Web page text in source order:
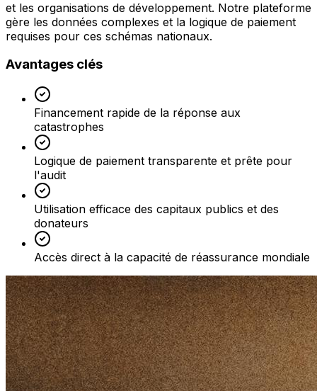
et les organisations de développement. Notre plateforme
gère les données complexes et la logique de paiement
requises pour ces schémas nationaux.
Avantages clés
Financement rapide de la réponse aux
catastrophes
Logique de paiement transparente et prête pour
l'audit
Utilisation efficace des capitaux publics et des
donateurs
Accès direct à la capacité de réassurance mondiale